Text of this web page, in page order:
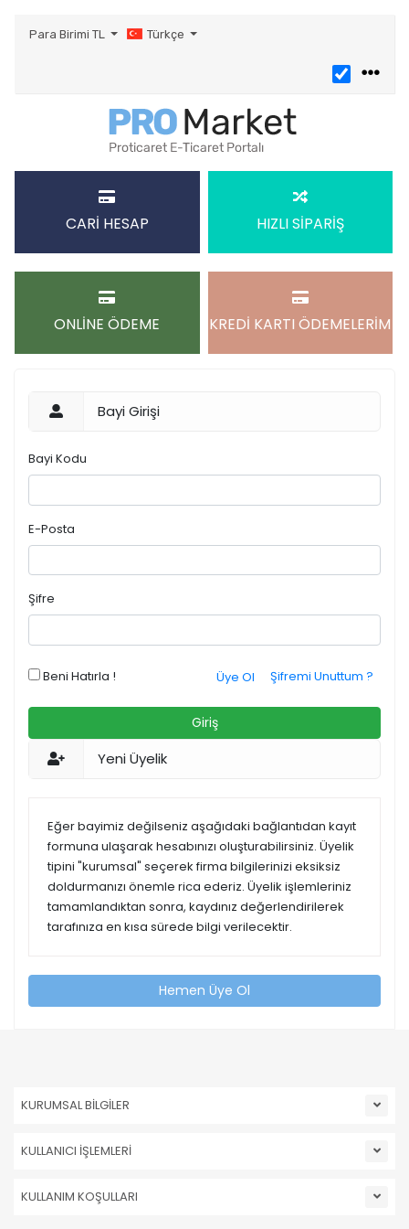
Para Birimi TL Türkçe
CARİ HESAP HIZLI SİPARİŞ
ONLİNE ÖDEME KREDİ KARTI ÖDEMELERİM
Bayi Girişi
Bayi Kodu
E-Posta
Şifre
Beni Hatırla ! Şifremi Unuttum ?
Üye Ol
Giriş
Yeni Üyelik
Eğer bayimiz değilseniz aşağıdaki bağlantıdan kayıt
formuna ulaşarak hesabınızı oluşturabilirsiniz. Üyelik
tipini "kurumsal" seçerek firma bilgilerinizi eksiksiz
doldurmanızı önemle rica ederiz. Üyelik işlemleriniz
tamamlandıktan sonra, kaydınız değerlendirilerek
tarafınıza en kısa sürede bilgi verilecektir.
Hemen Üye Ol
KURUMSAL BİLGİLER
KULLANICI İŞLEMLERİ
KULLANIM KOŞULLARI